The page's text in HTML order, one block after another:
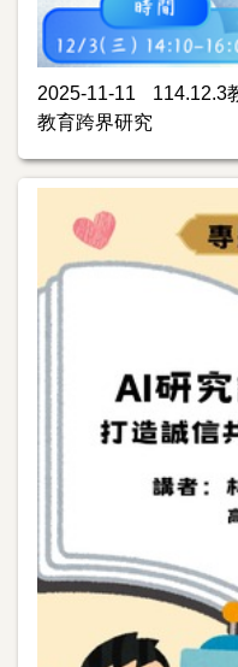
2025-11-11
114.12.3
教育跨界研究